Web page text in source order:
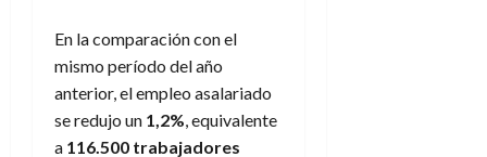
En la comparación con el
mismo período del año
anterior, el empleo asalariado
se redujo un 1,2% , equivalente
a 116.500 trabajadores